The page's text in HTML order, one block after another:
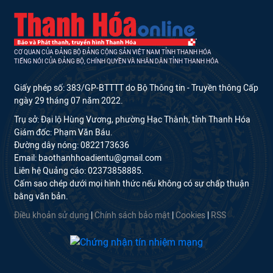
CƠ QUAN CỦA ĐẢNG BỘ ĐẢNG CỘNG SẢN VIỆT NAM TỈNH THANH HÓA
TIẾNG NÓI CỦA ĐẢNG BỘ, CHÍNH QUYỀN VÀ NHÂN DÂN TỈNH THANH HÓA
Giấy phép số: 383/GP-BTTTT do Bộ Thông tin - Truyền thông Cấp
ngày 29 tháng 07 năm 2022.
Trụ sở: Đại lộ Hùng Vương, phường Hạc Thành, tỉnh Thanh Hóa
Giám đốc: Phạm Văn Báu.
Đường dây nóng: 0822173636
Email: baothanhhoadientu@gmail.com
Liên hệ Quảng cáo: 02373858885.
Cấm sao chép dưới mọi hình thức nếu không có sự chấp thuận
bằng văn bản.
Điều khoản sử dụng Chính sách bảo mật Cookies RSS